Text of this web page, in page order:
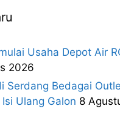
Usaha Depot Air
2026
Serdang Bedagai
Ulang Galon 8